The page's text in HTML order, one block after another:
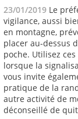
23/01/2019 Le
vigilance, aussi
en montagne,
placer au-dessus
poche. Utilisez
lorsque la
vous invite
pratique de la
autre activité de
déconseillé de